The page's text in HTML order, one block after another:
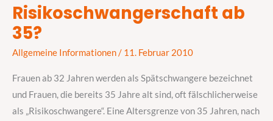
Risikoschwangerschaft ab
35?
Allgemeine Informationen/ 11. Februar 2010
Frauen ab 32 Jahren werden als Spätschwangere bezeichnet
und Frauen, die bereits 35 Jahre alt sind, oft fälschlicherweise
als „Risikoschwangere“. Eine Altersgrenze von 35 Jahren, nach
Risikoschwangerschaft
ab